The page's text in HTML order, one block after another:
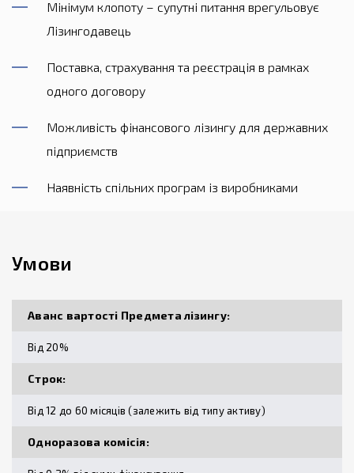
Мінімум клопоту – супутні питання врегульовує
Лізингодавець
Поставка, страхування та реєстрація в рамках
одного договору
Можливість фінансового лізингу для державних
підприємств
Наявність спільних програм із виробниками
Умови
Аванс вартості Предмета лізингу:
Від 20%
Строк:
Від 12 до 60 місяців (залежить від типу активу)
Одноразова комісія: